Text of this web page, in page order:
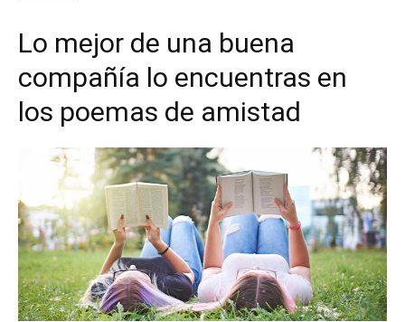
Lo mejor de una buena
compañía lo encuentras en
los poemas de amistad